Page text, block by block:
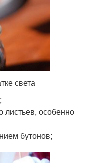
света
листьев, особенно
бутонов;